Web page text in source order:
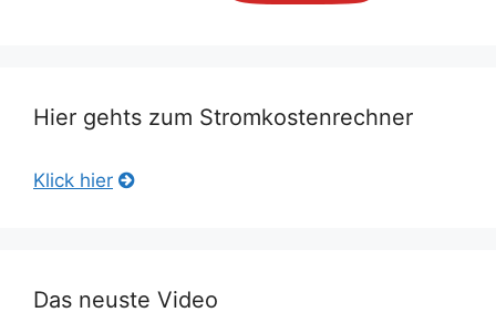
Hier gehts zum Stromkostenrechner
Klick hier
Das neuste Video